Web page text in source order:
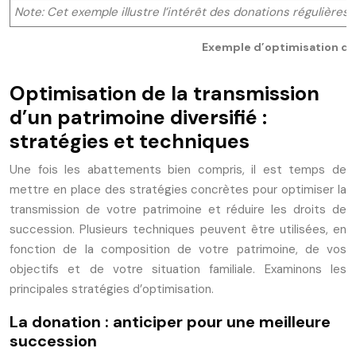
Exemple d’optimisation
Note: Cet exemple illustre l’intérêt des donations
Optimisation de la transmission
d’un patrimoine diversifié :
stratégies et techniques
Une fois les abattements bien compris, il est temps de
mettre en place des stratégies concrètes pour optimiser la
transmission de votre patrimoine et réduire les droits de
succession. Plusieurs techniques peuvent être utilisées, en
fonction de la composition de votre patrimoine, de vos
objectifs et de votre situation familiale. Examinons les
principales stratégies d’optimisation.
La donation : anticiper pour une meilleure
succession